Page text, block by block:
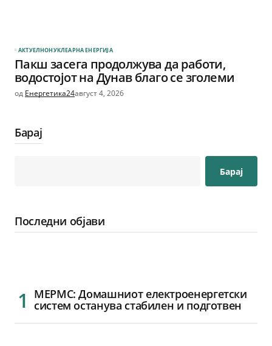
АКТУЕЛНОНУКЛЕАРНА ЕНЕРГИЈА
Пакш засега продолжува да работи,
водостојот на Дунав благо се зголеми
од Енергетика24август 4, 2026
Барај
Барај
Последни објави
МЕРМС: Домашниот електроенергетски
систем останува стабилен и подготвен